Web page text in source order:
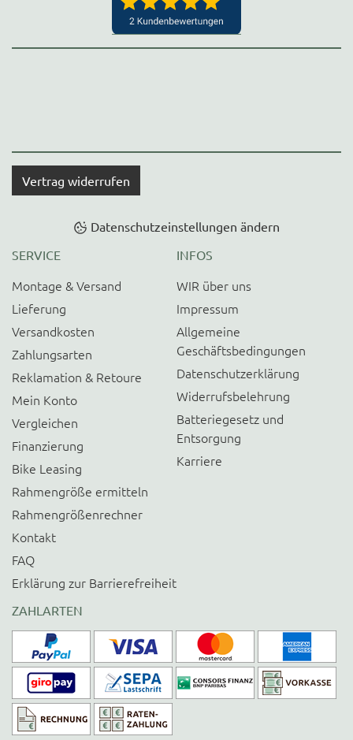
Vertrag widerrufen
Datenschutzeinstellungen ändern
SERVICE
Montage & Versand
Lieferung
Versandkosten
Zahlungsarten
Reklamation & Retoure
Mein Konto
Vergleichen
Finanzierung
Bike Leasing
Rahmengröße ermitteln
Rahmengrößenrechner
Kontakt
FAQ
Erklärung zur Barrierefreiheit
INFOS
WIR über uns
Impressum
Allgemeine
Geschäftsbedingungen
Datenschutzerklärung
Widerrufsbelehrung
Batteriegesetz und
Entsorgung
Karriere
ZAHLARTEN